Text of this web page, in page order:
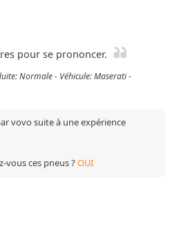
pour se prononcer.
Normale - Véhicule: Maserati -
vovo suite à une expérience
vous ces pneus ?OUI